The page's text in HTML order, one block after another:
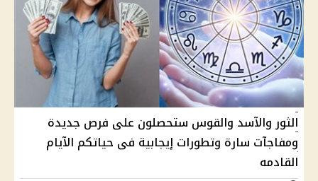
الثور والآسد والقوس ستحصلون على فرص جديدة
ومفاجآت سارة وتطورات إيجابية فى حياتكم الآيام
القادمه